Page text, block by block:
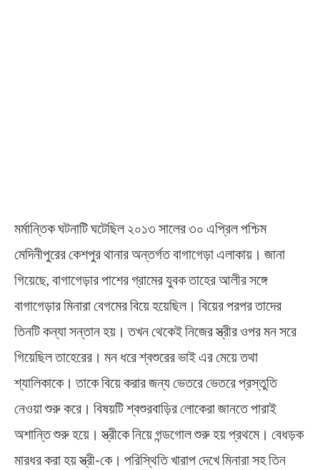
মর্মান্তিক ঘটনাটি ঘটেছিল ২০১৩ সালের ৩০ এপ্রিল পশ্চিম
মেদিনীপুরের কেশপুর থানার অন্তর্গত বাগাগেড়া এলাকায়। জানা
গিয়েছে, বাগাগেড়ার পাশের গ্রামের যুবক তাহের আলীর সঙ্গে
বাগাগেড়ার মিনারা বেগমের বিয়ে হয়েছিল। বিয়ের পরপর তাদের
তিনটি কন্যা সন্তান হয়। তখন থেকেই নিজের স্ত্রীর ওপর মন সরে
গিয়েছিল তাহেরের। মন ধরে শ্বশুরের ভাই এর মেয়ে তথা
শ্যালিকাকে। তাকে বিয়ে করার জন্য ভেতরে ভেতরে প্রস্তুতি
নেওয়া শুরু করে। বিষয়টি শ্বশুরবাড়ির লোকেরা জানতে পারাই
অশান্তি শুরু হয়ে। স্ত্রীকে নিয়ে গন্ডগোল শুরু হয় প্রথমে। বেধড়ক
মারধর করা হয় স্ত্রী-কে। পরিস্থিতি খারাপ দেখে মিনারা সহ তিন